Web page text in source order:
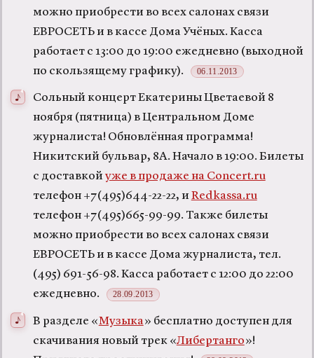
можно приобрести во всех салонах связи
ЕВРОСЕТЬ и в кассе Дома Учёных. Касса
работает с 13:00 до 19:00 ежедневно (выходной
по скользящему графику).
06.11.2013
Сольный концерт Екатерины Цветаевой 8
ноября (пятница) в Центральном Доме
журналиста! Обновлённая программа!
Никитский бульвар, 8А. Начало в 19:00. Билеты
с доставкой уже в продаже на Concert.ru
телефон +7(495)644-22-22, и Redkassa.ru
телефон +7(495)665-99-99. Также билеты
можно приобрести во всех салонах связи
ЕВРОСЕТЬ и в кассе Дома журналиста, тел.
(495) 691-56-98. Касса работает с 12:00 до 22:00
ежедневно.
28.09.2013
В разделе «Музыка» бесплатно доступен для
скачивания новый трек «Либертанго»!